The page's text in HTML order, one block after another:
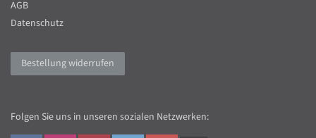
AGB
Datenschutz
Bestellung widerrufen
Folgen Sie uns in unseren sozialen Netzwerken: